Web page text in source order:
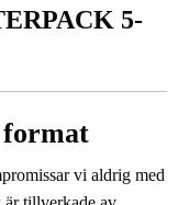
5-
vi aldrig med